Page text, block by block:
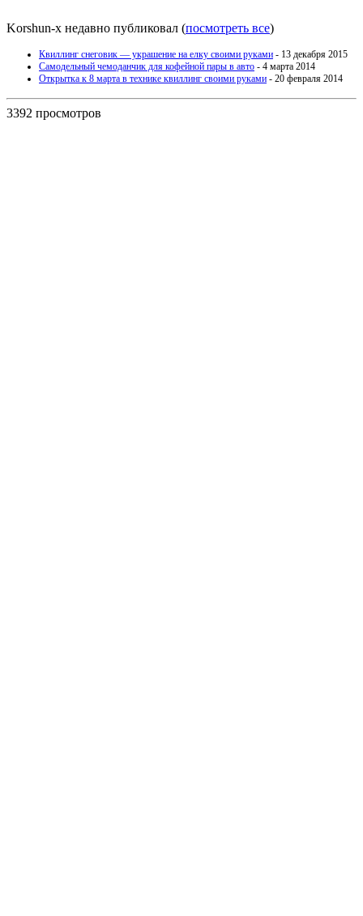
Korshun-x недавно публиковал (посмотреть все)
Квиллинг снеговик — украшение на елку своими руками - 13 декабря 2015
Самодельный чемоданчик для кофейной пары в авто - 4 марта 2014
Открытка к 8 марта в технике квиллинг своими руками - 20 февраля 2014
3392 просмотров